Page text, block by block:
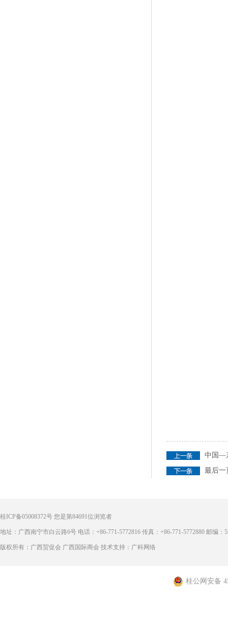
中国—
最后一
桂ICP备05008372号 您是第84691位浏览者
地址：广西南宁市白云路6号 电话：+86-771-5772816 传真：+86-771-5772880 邮编：
版权所有：广西贸促会 广西国际商会 技术支持：广科网络
桂公网安备